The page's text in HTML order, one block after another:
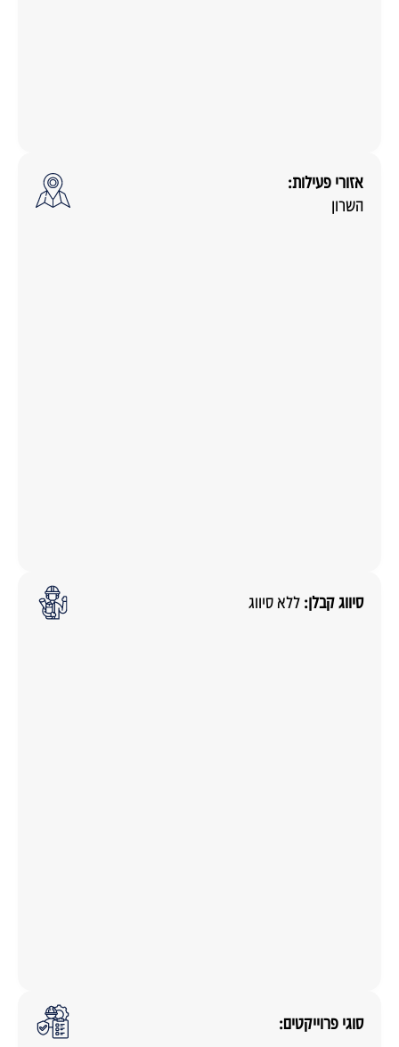
אזורי פעילות:
השרון
סיווג קבלן: ללא סיווג
סוגי פרוייקטים: